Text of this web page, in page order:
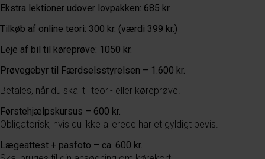
Ekstra lektioner udover lovpakken: 685 kr.
Tilkøb af online teori: 300 kr. (værdi 399 kr.)
Leje af bil til køreprøve: 1050 kr.
Prøvegebyr til Færdselsstyrelsen – 1.600 kr.
Betales, når du skal til teori- eller køreprøve.
Førstehjælpskursus – 600 kr.
Obligatorisk, hvis du ikke allerede har et gyldigt bevis.
Lægeattest + pasfoto – ca. 600 kr.